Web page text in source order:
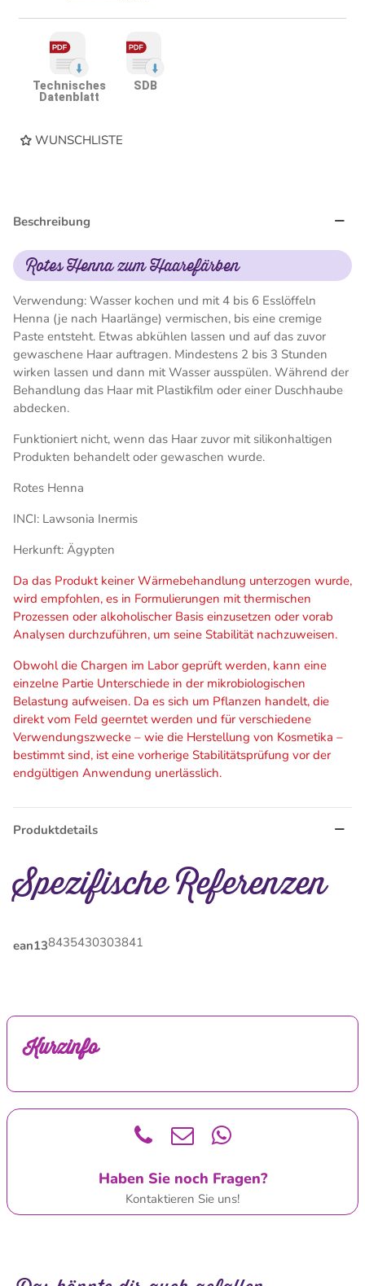
Technisches
Datenblatt
SDB
WUNSCHLISTE
Beschreibung
Rotes Henna zum Haarefärben
Verwendung: Wasser kochen und mit 4 bis 6 Esslöffeln
Henna (je nach Haarlänge) vermischen, bis eine cremige
Paste entsteht. Etwas abkühlen lassen und auf das zuvor
gewaschene Haar auftragen. Mindestens 2 bis 3 Stunden
wirken lassen und dann mit Wasser ausspülen. Während der
Behandlung das Haar mit Plastikfilm oder einer Duschhaube
abdecken.
Funktioniert nicht, wenn das Haar zuvor mit silikonhaltigen
Produkten behandelt oder gewaschen wurde.
Rotes Henna
INCI: Lawsonia Inermis
Herkunft: Ägypten
Da das Produkt keiner Wärmebehandlung unterzogen wurde,
wird empfohlen, es in Formulierungen mit thermischen
Prozessen oder alkoholischer Basis einzusetzen oder vorab
Analysen durchzuführen, um seine Stabilität nachzuweisen.
Obwohl die Chargen im Labor geprüft werden, kann eine
einzelne Partie Unterschiede in der mikrobiologischen
Belastung aufweisen. Da es sich um Pflanzen handelt, die
direkt vom Feld geerntet werden und für verschiedene
Verwendungszwecke – wie die Herstellung von Kosmetika –
bestimmt sind, ist eine vorherige Stabilitätsprüfung vor der
endgültigen Anwendung unerlässlich.
Produktdetails
Spezifische Referenzen
ean138435430303841
Kurzinfo
Haben Sie noch Fragen?
Kontaktieren Sie uns!